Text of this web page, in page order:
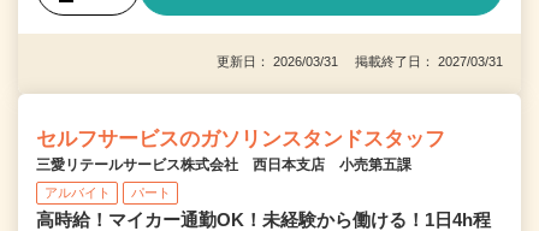
更新日： 2026/03/31 掲載終了日： 2027/03/31
セルフサービスのガソリンスタンドスタッフ
三愛リテールサービス株式会社 西日本支店 小売第五課
アルバイト パート
高時給！マイカー通勤OK！未経験から働ける！1日4h程